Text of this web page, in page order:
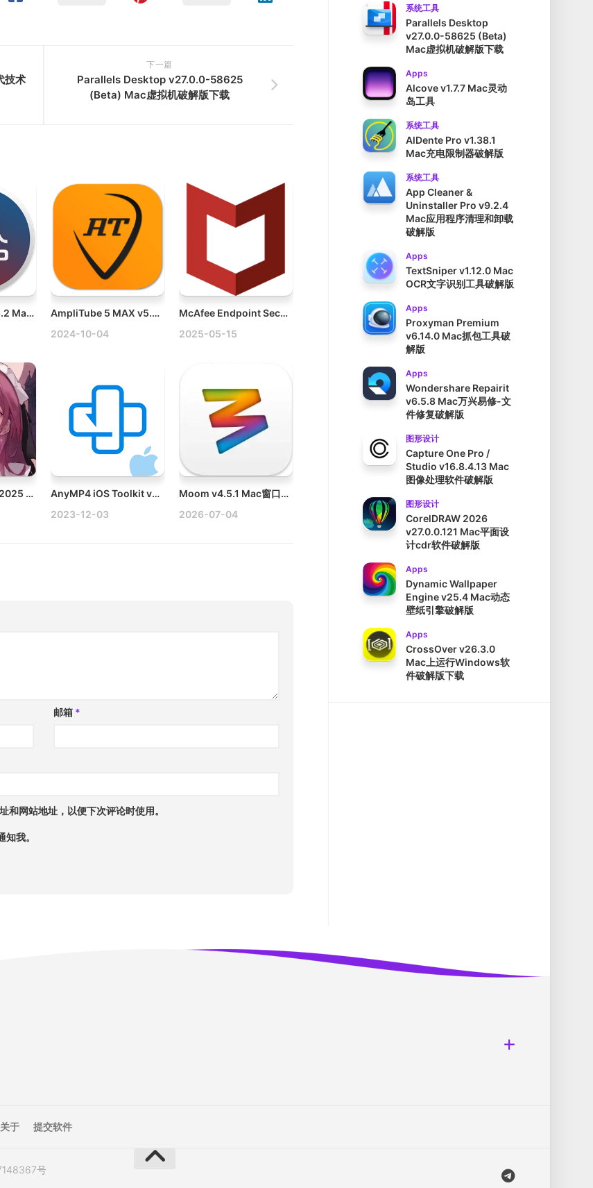
下一篇
Parallels Desktop v27.0.0-58625
(Beta) Mac虚拟机破解版下载
技术
Juno Editor v2.8.2 Mac电脑音色编辑器破解版
AmpliTube 5 MAX v5.8.2 Mac顶级吉他和贝斯放大器破解版
2024-10-04
McAfee Endpoint Security v10.7.8 Mac迈克菲防病毒软件
2025-05-15
Nunholy v20.01.2025 Mac吸血鬼猖獗的世界
AnyMP4 iOS Toolkit v9.0.58 Mac强大的iOS设备管理工具
2023-12-03
Moom v4.5.1 Mac窗口管理器 轻松移动调整窗口大小破解版
2026-07-04
邮箱 *
和网站地址，以便下次评论时使用。
我。
系统工具
Parallels Desktop
v27.0.0-58625 (Beta)
Mac虚拟机破解版下载
Apps
Alcove v1.7.7 Mac灵动
岛工具
系统工具
AlDente Pro v1.38.1
Mac充电限制器破解版
系统工具
App Cleaner &
Uninstaller Pro v9.2.4
Mac应用程序清理和卸载
破解版
Apps
TextSniper v1.12.0 Mac
OCR文字识别工具破解版
Apps
Proxyman Premium
v6.14.0 Mac抓包工具破
解版
Apps
Wondershare Repairit
v6.5.8 Mac万兴易修-文
件修复破解版
图形设计
Capture One Pro /
Studio v16.8.4.13 Mac
图像处理软件破解版
图形设计
CorelDRAW 2026
v27.0.0.121 Mac平面设
计cdr软件破解版
Apps
Dynamic Wallpaper
Engine v25.4 Mac动态
壁纸引擎破解版
Apps
CrossOver v26.3.0
Mac上运行Windows软
件破解版下载
关于 提交软件
号